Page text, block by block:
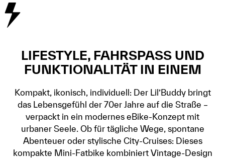
LIFESTYLE, FAHRSPASS UND
FUNKTIONALITÄT IN EINEM
Kompakt, ikonisch, individuell: Der Lil’Buddy bringt
das Lebensgefühl der 70er Jahre auf die Straße –
verpackt in ein modernes eBike-Konzept mit
urbaner Seele. Ob für tägliche Wege, spontane
Abenteuer oder stylische City-Cruises: Dieses
kompakte Mini-Fatbike kombiniert Vintage-Design